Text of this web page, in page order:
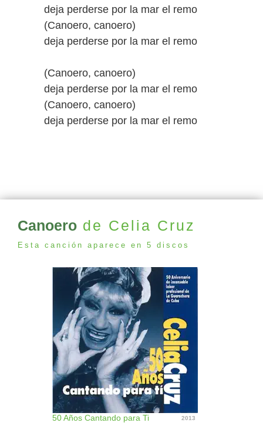
deja perderse por la mar el remo
(Canoero, canoero)
deja perderse por la mar el remo
(Canoero, canoero)
deja perderse por la mar el remo
(Canoero, canoero)
deja perderse por la mar el remo
Canoero de Celia Cruz
Esta canción aparece en 5 discos
50 Años Cantando para Ti 2013